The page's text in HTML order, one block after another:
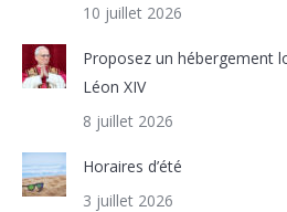
10 juillet 2026
Proposez un hébergement
Léon XIV
8 juillet 2026
Horaires d’été
3 juillet 2026